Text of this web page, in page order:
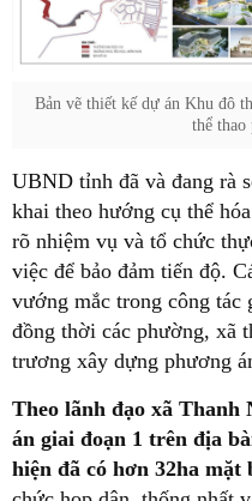
Bản vẽ thiết kế dự án Khu đô
thể thao
UBND tỉnh đã và đang rà
khai theo hướng cụ thể
rõ nhiệm vụ và tổ chức
việc để bảo đảm tiến độ.
vướng mắc trong công tác
đồng thời các phường, xã
trương xây dựng phương
Theo lãnh đạo xã
án giai đoạn 1 trên địa
hiện đã có hơn 32ha mặt